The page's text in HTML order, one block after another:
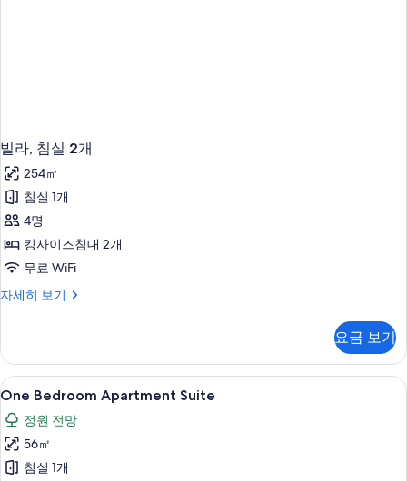
빌라, 침실 2개
254㎡
침실 1개
4명
킹사이즈침대 2개
무료 WiFi
자세히 보기
빌
2
개
자
세
히
보
기
요금 보기
One
Bedroom
Apartment
Suite
사
One Bedroom Apartment Suite | 미
3
One Bedroom Apartment Suite
정원 전망
56㎡
침실 1개